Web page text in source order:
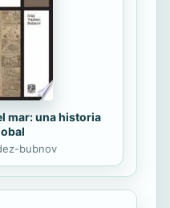
mar: una historia
bubnov